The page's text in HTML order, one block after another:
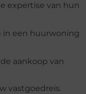
expertise van hun
in een huurwoning
aankoop van
vastgoedreis.